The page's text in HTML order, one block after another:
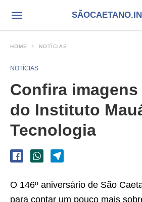
HOME NOTÍCIAS
NOTÍCIAS
Confira
do Instituto
Tecnologia
O 146º aniversário de São
para contar um pouco mais